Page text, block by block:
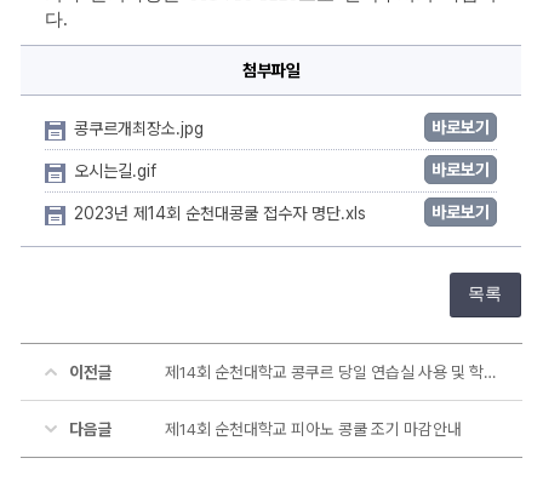
다.
첨부파일
콩쿠르개최장소.jpg 바로보기
오시는길.gif 바로보기
2023년 제14회 순천대콩쿨 접수자 명단.xls 바로보기
목록
이전글 제14회 순천대학교 콩쿠르 당일 연습실 사용 및 학부모 참관 여부
다음글 제14회 순천대학교 피아노 콩쿨 조기 마감안내